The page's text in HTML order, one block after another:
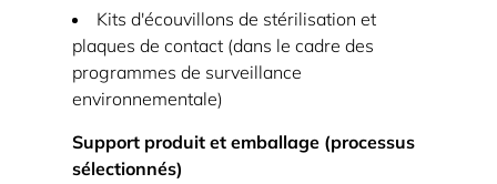
dans
la
pratique
4.2
Éléments
d'enregistrement
Kits d'écouvillons de stérilisation et
plaques de contact (dans le cadre des
programmes de surveillance
environnementale)
Support produit et emballage (processus
sélectionnés)